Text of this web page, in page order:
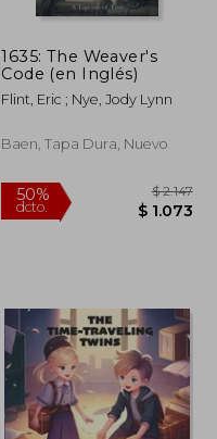
1635: The Weaver's
Code (en Inglés)
Flint, Eric ; Nye, Jody Lynn
Baen, Tapa Dura, Nuevo